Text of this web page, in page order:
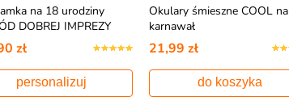
na 18 urodziny
DOBREJ IMPREZY
zł
personalizuj
Okulary śmieszne COOL na
karnawał
21,99 zł
do koszyka